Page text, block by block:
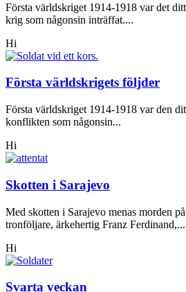
Första världskriget 1914-1918 var det
krig som någonsin inträffat....
Hi
Första världskrigets följder
Första världskriget 1914-1918 var den
konflikten som någonsin...
Hi
Skotten i Sarajevo
Med skotten i Sarajevo menas morden
tronföljare, ärkehertig Franz Ferdinand,...
Hi
Svarta veckan